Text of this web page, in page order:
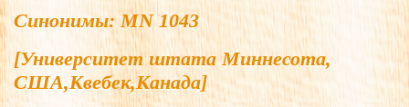
Синонимы: MN 1043
[Университет штата Миннесота,
США,Квебек,Канада]